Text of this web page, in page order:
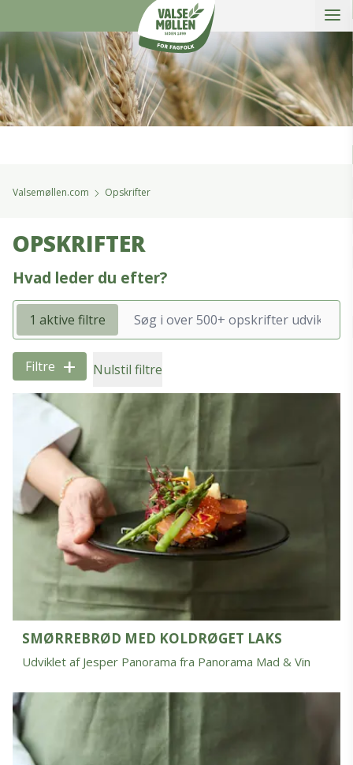
Valsemøllen A/S
Valsemøllen.com Opskrifter
OPSKRIFTER
Hvad leder du efter?
1 aktive filtre
Filtre + Nulstil filtre
SMØRREBRØD MED KOLDRØGET LAKS
Udviklet af Jesper Panorama fra Panorama Mad & Vin